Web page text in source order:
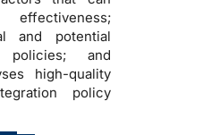
and potential
policies; and
high-quality
policy